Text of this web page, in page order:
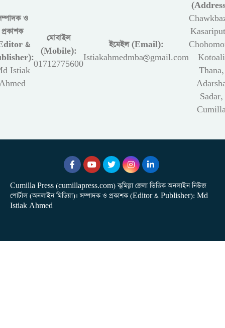
ও
প্রকাশক
&
Istiak
মোবাইল
(Mobile):
01712775600
ইমেইল (Email):
Istiakahmedmba@gmail.com
Kotoali
Thana,
Sadar,
Cumilla Press (cumillapress.com) কুমিল্লা জেলা ভিত্তিক অনলাইন নিউজ
পোর্টাল (অনলাইন মিডিয়া)। সম্পাদক ও প্রকাশক (Editor & Publisher): Md
Istiak Ahmed